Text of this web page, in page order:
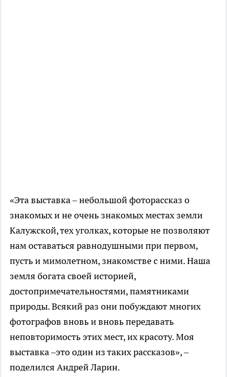
«Эта выставка – небольшой фоторассказ о
знакомых и не очень знакомых местах земли
Калужской, тех уголках, которые не позволяют
нам оставаться равнодушными при первом,
пусть и мимолетном, знакомстве с ними. Наша
земля богата своей историей,
достопримечательностями, памятниками
природы. Всякий раз они побуждают многих
фотографов вновь и вновь передавать
неповторимость этих мест, их красоту. Моя
выставка –это один из таких рассказов», –
поделился Андрей Ларин.